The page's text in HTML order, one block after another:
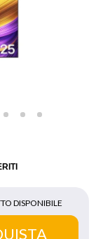
DISPONIBILE